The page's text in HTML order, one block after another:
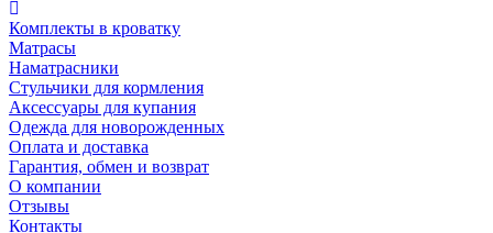
Комплекты в кроватку
Матрасы
Наматрасники
Стульчики для кормления
Аксессуары для купания
Одежда для новорожденных
Оплата и доставка
Гарантия, обмен и возврат
О компании
Отзывы
Контакты